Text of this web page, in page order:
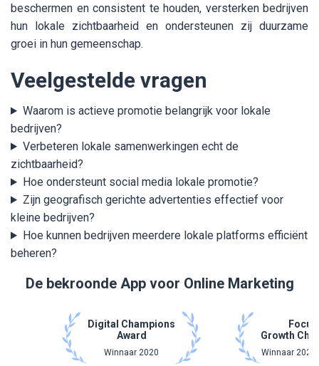
beschermen en consistent te houden, versterken bedrijven
hun lokale zichtbaarheid en ondersteunen zij duurzame
groei in hun gemeenschap.
Veelgestelde vragen
Waarom is actieve promotie belangrijk voor lokale
bedrijven?
Verbeteren lokale samenwerkingen echt de
zichtbaarheid?
Hoe ondersteunt social media lokale promotie?
Zijn geografisch gerichte advertenties effectief voor
kleine bedrijven?
Hoe kunnen bedrijven meerdere lokale platforms efficiënt
beheren?
De bekroonde App voor Online Marketing
Digital Champions
Award
Winnaar 2020
Focus
Growth
Winnaar 2021